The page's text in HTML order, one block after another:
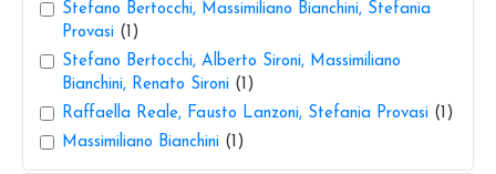
Stefano Bertocchi, Massimiliano Bianchini, Stefania
Provasi (1)
Stefano Bertocchi, Alberto Sironi, Massimiliano
Bianchini, Renato Sironi (1)
Raffaella Reale, Fausto Lanzoni, Stefania Provasi (1)
Massimiliano Bianchini (1)